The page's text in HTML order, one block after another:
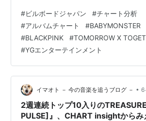
insightは有料会員が確認可能なもので、
順位も明示されています(ビルボードジャ
員が知り得る情報の掲載を許可していま
に紹介するCHART insightも同様に、有
なものとなります。) BL…
#ビルボードジャパン #チャート分析
#アルバムチャート #BABYMONSTER
#BLACKPINK #TOMORROW X
#YGエンターテインメント
イマオト － 今の音楽を追うブログ － • 6
2週連続トップ10入りの
PULSE]』、CHART insightからみ